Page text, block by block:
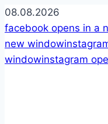
08.08.2026
facebook opens in a
new window
windowinstagram